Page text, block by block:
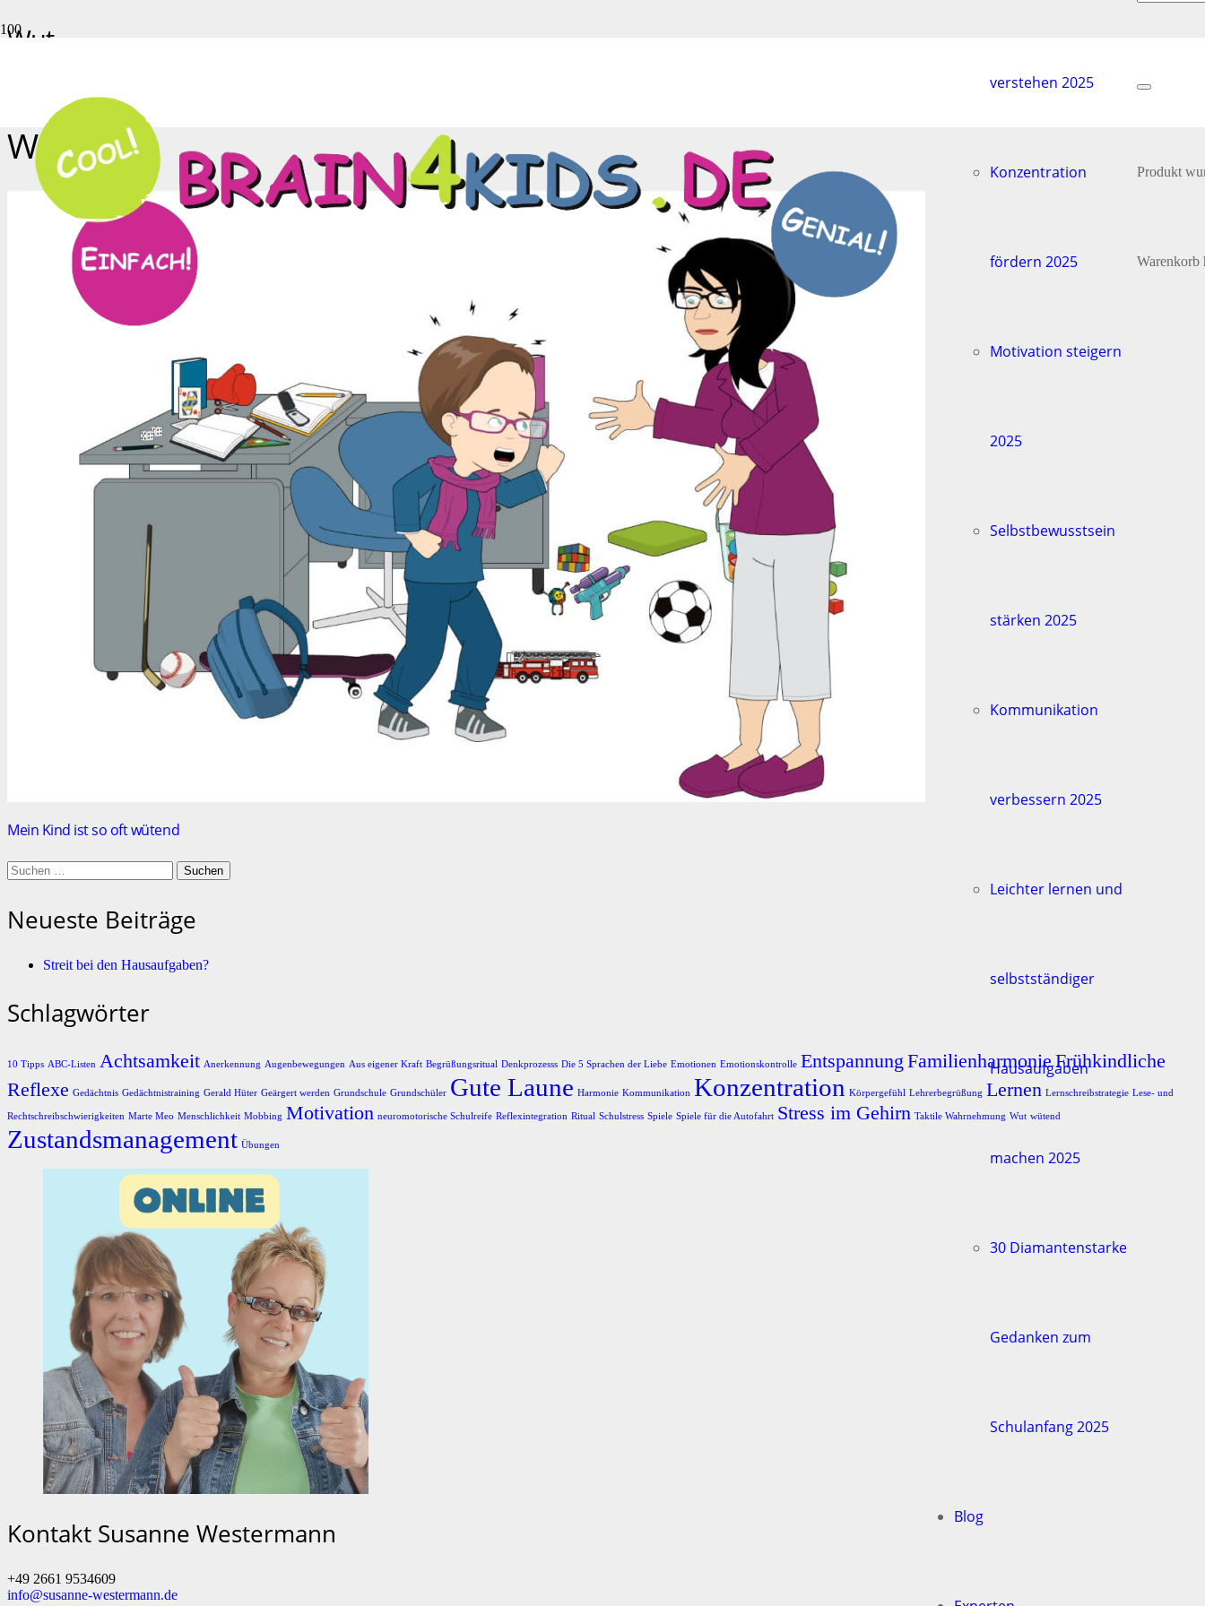
verstehen 2025
Konzentration
fördern 2025
Motivation steigern
2025
Selbstbewusstsein
stärken 2025
Kommunikation
verbessern 2025
Leichter lernen und
selbstständiger
Hausaufgaben
machen 2025
30 Diamantenstarke
Gedanken zum
Schulanfang 2025
Blog
Produkt
Warenkorb
Wut
Wut
Mein Kind ist so oft wütend
Suchen
nach:
Neueste Beiträge
Streit bei den Hausaufgaben?
Schlagwörter
10 Tipps ABC-Listen Achtsamkeit Anerkennung Augenbewegungen Aus eigener Kraft Begrüßungsritual Denkprozesss Die 5 Sprachen der Liebe Emotionen Emotionskontrolle Entspannung FamilienharmonieFrühkindliche
Reflexe Gedächtnis Gedächtnistraining Gerald Hüter Geärgert werden Grundschule Grundschüler Gute Laune Harmonie Kommunikation Konzentration Körpergefühl Lehrerbegrüßung Lernen Lernschreibstrategie Lese- und
Rechtschreibschwierigkeiten Marte Meo Menschlichkeit Mobbing Motivation neuromotorische Schulreife Reflexintegration Ritual Schulstress Spiele Spiele für die Autofahrt Stress im Gehirn Taktile Wahrnehmung Wut wütend
Zustandsmanagement Übungen
Kontakt Susanne Westermann
+49 2661 9534609
info@susanne-westermann.de